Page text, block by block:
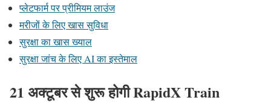
प्लेटफार्म पर प्रीमियम लाउंज
मरीजों के लिए खास सुविधा
सुरक्षा का खास ख्याल
सुरक्षा जांच के लिए AI का इस्तेमाल
21 अक्टूबर से शुरू होगी RapidX Train